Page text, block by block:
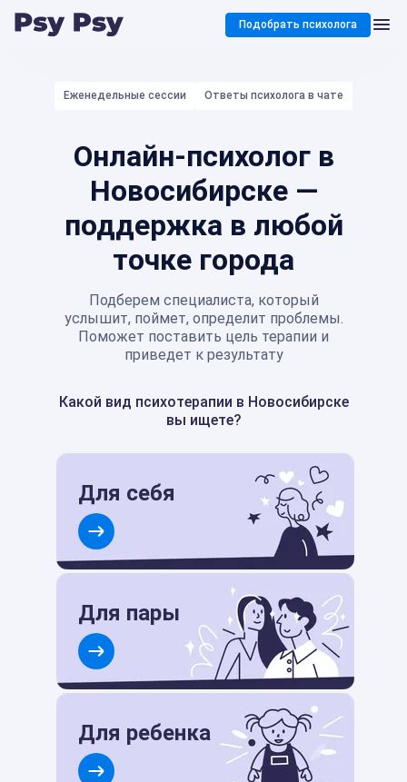
Подобрать психолога
Еженедельные сессии Ответы психолога в чате
Онлайн-психолог в
Новосибирске —
поддержка в любой
точке города
Подберем специалиста, который
услышит, поймет, определит проблемы.
Поможет поставить цель терапии и
приведет к результату
Какой вид психотерапии в Новосибирске
вы ищете?
Для себя
Для пары
Для ребенка